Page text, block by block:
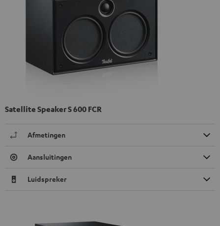
Satellite Speaker S 600 FCR
Afmetingen
Aansluitingen
Luidspreker